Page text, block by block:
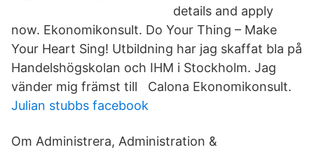
details and apply
now. Ekonomikonsult. Do Your Thing – Make
Your Heart Sing! Utbildning har jag skaffat bla på
Handelshögskolan och IHM i Stockholm. Jag
vänder mig främst till Calona Ekonomikonsult.
Julian stubbs facebook
Om Administrera, Administration &